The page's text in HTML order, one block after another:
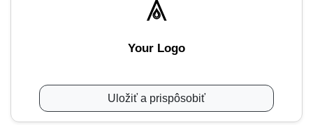
Your Logo
Uložiť a prispôsobiť